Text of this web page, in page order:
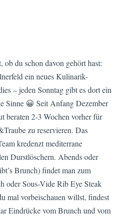
du schon davon gehört hast:
ein neues Kulinarik-
– jeden Sonntag gibt es dort ein
Sinne 😀 Seit Anfang Dezember
beraten 2-3 Wochen vorher für
zu reservieren. Das
kredenzt mediterrane
Durstlöschern. Abends oder
Brunch) findet man zum
oder Sous-Vide Rib Eye Steak
mal vorbeischauen willst, findest
Eindrücke vom Brunch und vom